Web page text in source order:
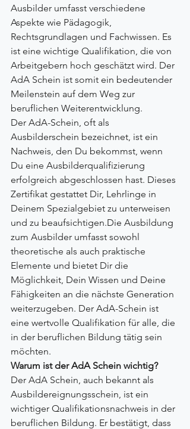
Ausbilder umfasst verschiedene
Aspekte wie Pädagogik,
Rechtsgrundlagen und Fachwissen. Es
ist eine wichtige Qualifikation, die von
Arbeitgebern hoch geschätzt wird. Der
AdA Schein ist somit ein bedeutender
Meilenstein auf dem Weg zur
beruflichen Weiterentwicklung.
Der AdA-Schein, oft als
Ausbilderschein bezeichnet, ist ein
Nachweis, den Du bekommst, wenn
Du eine Ausbilderqualifizierung
erfolgreich abgeschlossen hast. Dieses
Zertifikat gestattet Dir, Lehrlinge in
Deinem Spezialgebiet zu unterweisen
und zu beaufsichtigen.Die Ausbildung
zum Ausbilder umfasst sowohl
theoretische als auch praktische
Elemente und bietet Dir die
Möglichkeit, Dein Wissen und Deine
Fähigkeiten an die nächste Generation
weiterzugeben. Der AdA-Schein ist
eine wertvolle Qualifikation für alle, die
in der beruflichen Bildung tätig sein
möchten.
Warum ist der AdA Schein wichtig?
Der AdA Schein, auch bekannt als
Ausbildereignungsschein, ist ein
wichtiger Qualifikationsnachweis in der
beruflichen Bildung. Er bestätigt, dass